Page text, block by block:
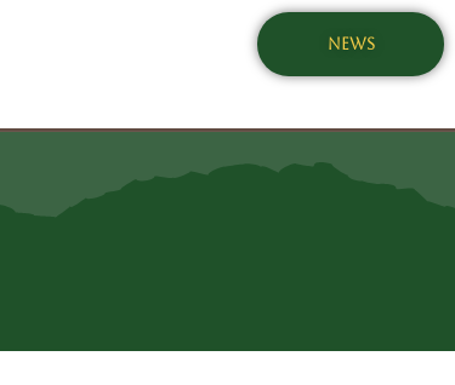
NEWS